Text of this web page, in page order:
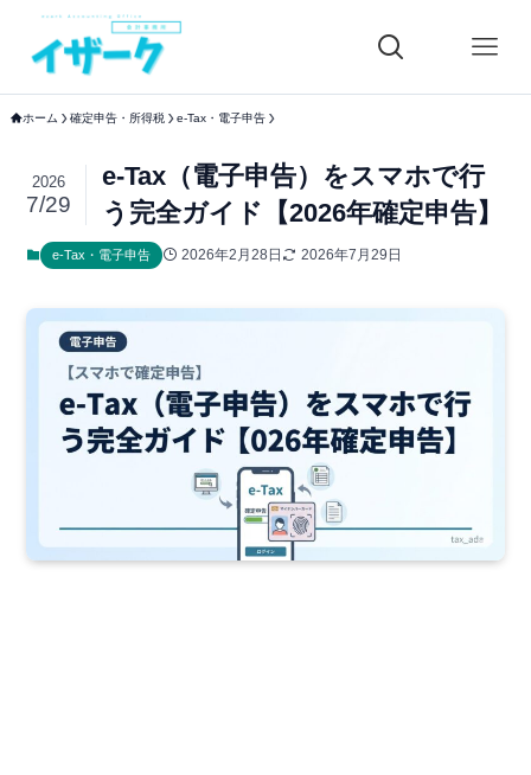
ホーム 確定申告・所得税 e-Tax・電子申告
e-Tax（電子申告）をスマホで行
う完全ガイド【2026年確定申告】
2026
7/29
e-Tax・電子申告 2026年2月28日 2026年7月29日